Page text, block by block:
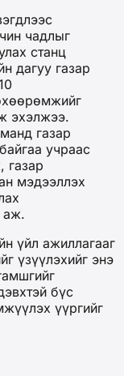
чадлыг
станц
дагуу газар
эхэлжээ.
газар
учраас
газар
мэдээллэх
аж.
үйл ажиллагааг
үзүүлэхийг энэ
бүс
үүргийг